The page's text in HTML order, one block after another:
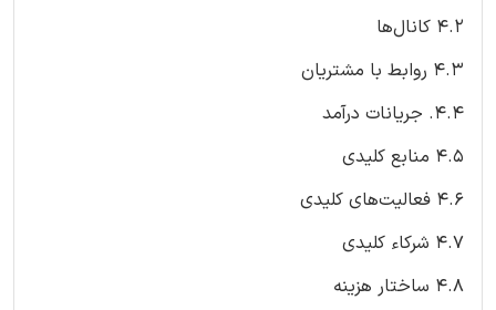
4.2 کانال‌ها
4.3 روابط با مشتریان
4.4. جریانات درآمد
4.5 منابع کلیدی
4.6 فعالیت‌های کلیدی
4.7 شرکاء کلیدی
4.8 ساختار هزینه